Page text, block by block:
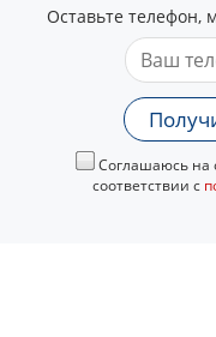
Оставьте телефон,
Соглашаюсь на
соответствии с